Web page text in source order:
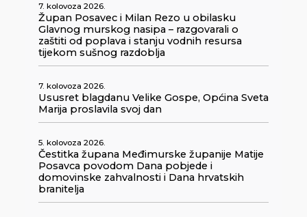
7. kolovoza 2026.
Župan Posavec i Milan Rezo u obilasku
Glavnog murskog nasipa – razgovarali o
zaštiti od poplava i stanju vodnih resursa
tijekom sušnog razdoblja
7. kolovoza 2026.
Ususret blagdanu Velike Gospe, Općina Sveta
Marija proslavila svoj dan
5. kolovoza 2026.
Čestitka župana Međimurske županije Matije
Posavca povodom Dana pobjede i
domovinske zahvalnosti i Dana hrvatskih
branitelja